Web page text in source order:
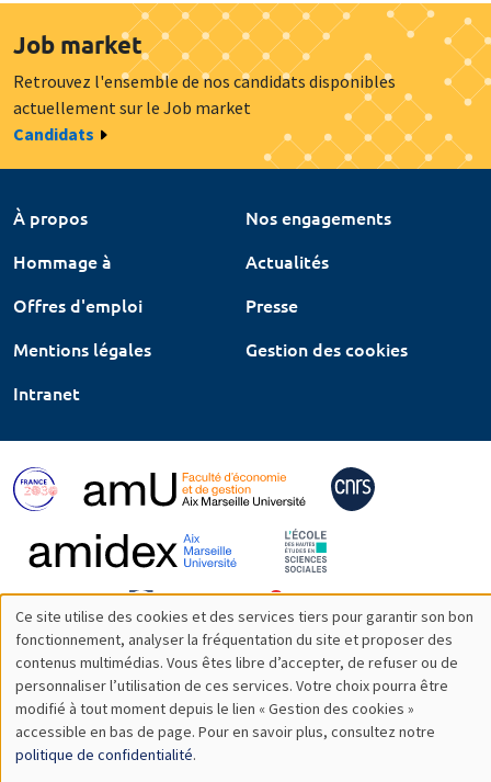
Job market
Retrouvez l'ensemble de nos candidats disponibles
actuellement sur le Job market
Candidats
À propos
Nos engagements
Hommage à
Actualités
Offres d'emploi
Presse
Mentions légales
Gestion des cookies
Intranet
Utilisation
des
données
personnelles
Ce site utilise des cookies et des services tiers pour garantir son bon
fonctionnement, analyser la fréquentation du site et proposer des
contenus multimédias. Vous êtes libre d’accepter, de refuser ou de
personnaliser l’utilisation de ces services. Votre choix pourra être
modifié à tout moment depuis le lien « Gestion des cookies »
accessible en bas de page. Pour en savoir plus, consultez notre
politique de confidentialité.